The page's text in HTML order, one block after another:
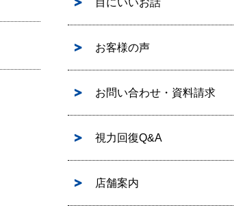
目にいいお話
お客様の声
お問い合わせ・資料請求
視力回復Q&A
店舗案内